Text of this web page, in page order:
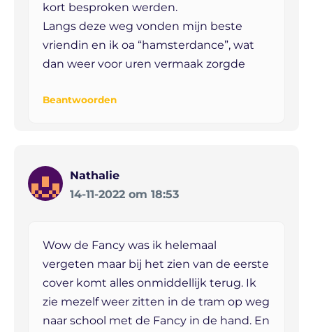
kort besproken werden.
Langs deze weg vonden mijn beste
vriendin en ik oa “hamsterdance”, wat
dan weer voor uren vermaak zorgde
Beantwoorden
Nathalie
14-11-2022 om 18:53
Wow de Fancy was ik helemaal
vergeten maar bij het zien van de eerste
cover komt alles onmiddellijk terug. Ik
zie mezelf weer zitten in de tram op weg
naar school met de Fancy in de hand. En